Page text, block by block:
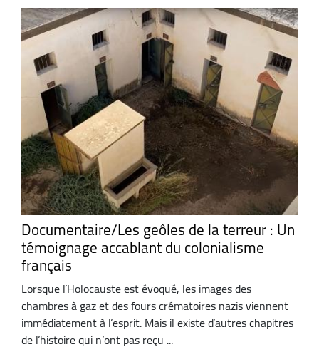
Documentaire/Les geôles de la terreur : Un
témoignage accablant du colonialisme
français
Lorsque l’Holocauste est évoqué, les images des
chambres à gaz et des fours crématoires nazis viennent
immédiatement à l’esprit. Mais il existe d’autres chapitres
de l’histoire qui n’ont pas reçu ...